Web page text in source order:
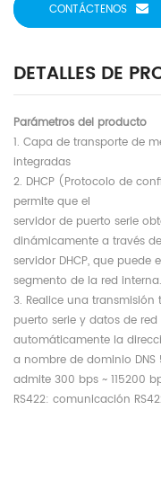
CONTÁCTENOS
DETALLES DE
Parámetros del producto
1. Capa de transporte de
integradas
2. DHCP (Protocolo de
permite que el
servidor de puerto serie
dinámicamente a través
servidor DHCP, que puede
segmento de la red interna.
3. Realice una
puerto serie y datos de
automáticamente la
a nombre de dominio
admite 300 bps ~ 115200
RS422: comunicación